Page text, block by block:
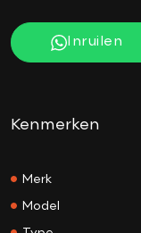
Inruilen
Kenmerken
Merk
Model